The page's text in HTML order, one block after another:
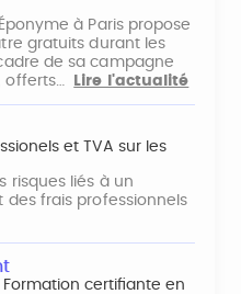
à Paris propose
gratuits durant les
de sa campagne
offerts…
Lire l'actualité
et TVA sur les
risques liés à un
frais professionnels
certifiante en